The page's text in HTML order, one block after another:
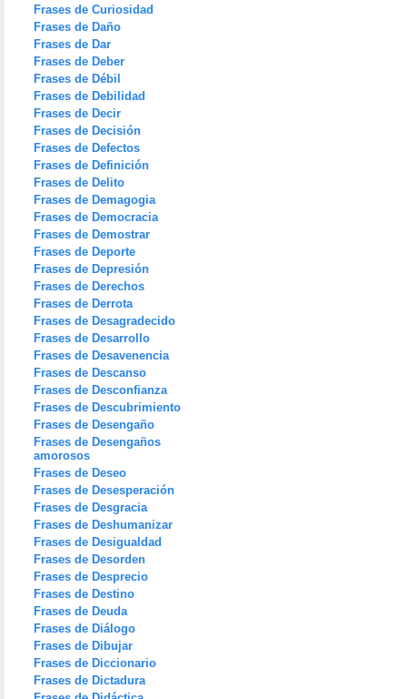
Frases de Curiosidad
Frases de Daño
Frases de Dar
Frases de Deber
Frases de Débil
Frases de Debilidad
Frases de Decir
Frases de Decisión
Frases de Defectos
Frases de Definición
Frases de Delito
Frases de Demagogia
Frases de Democracia
Frases de Demostrar
Frases de Deporte
Frases de Depresión
Frases de Derechos
Frases de Derrota
Frases de Desagradecido
Frases de Desarrollo
Frases de Desavenencia
Frases de Descanso
Frases de Desconfianza
Frases de Descubrimiento
Frases de Desengaño
Frases de Desengaños
amorosos
Frases de Deseo
Frases de Desesperación
Frases de Desgracia
Frases de Deshumanizar
Frases de Desigualdad
Frases de Desorden
Frases de Desprecio
Frases de Destino
Frases de Deuda
Frases de Diálogo
Frases de Dibujar
Frases de Diccionario
Frases de Dictadura